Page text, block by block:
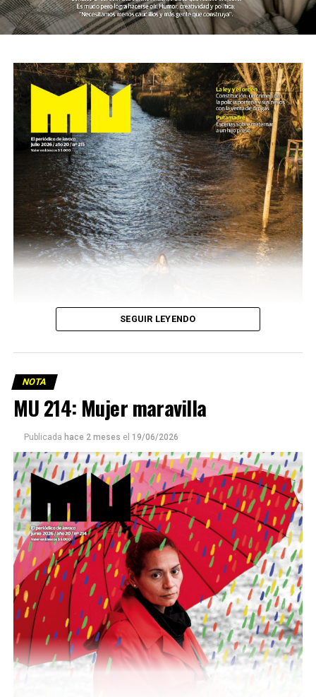
Este número 215 de MU ☝️viene con doble tapa, que
podría ser una frase:
Sin chamuyo, a remarla.
Descargar la Mu en PDF
SEGUIR LEYENDO
NOTA
MU 214: Mujer maravilla
Publicada hace 2 meses el 19/06/2026